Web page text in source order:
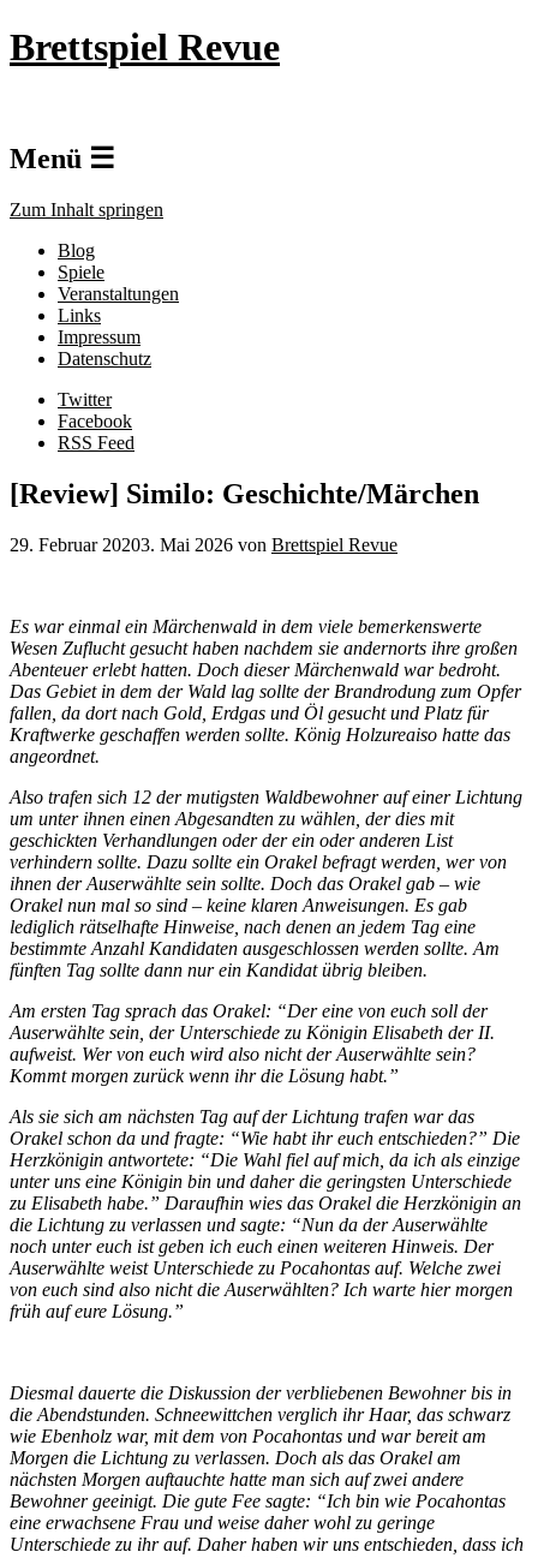
Brettspiel Revue
Menü ☰
Zum Inhalt springen
Blog
Spiele
Veranstaltungen
Links
Impressum
Datenschutz
Twitter
Facebook
RSS Feed
[Review] Similo: Geschichte/Märchen
29. Februar 20203. Mai 2026 von Brettspiel Revue
Es war einmal ein Märchenwald in dem viele bemerkenswerte
Wesen Zuflucht gesucht haben nachdem sie andernorts ihre großen
Abenteuer erlebt hatten. Doch dieser Märchenwald war bedroht.
Das Gebiet in dem der Wald lag sollte der Brandrodung zum Opfer
fallen, da dort nach Gold, Erdgas und Öl gesucht und Platz für
Kraftwerke geschaffen werden sollte. König Holzureaiso hatte das
angeordnet.
Also trafen sich 12 der mutigsten Waldbewohner auf einer Lichtung
um unter ihnen einen Abgesandten zu wählen, der dies mit
geschickten Verhandlungen oder der ein oder anderen List
verhindern sollte. Dazu sollte ein Orakel befragt werden, wer von
ihnen der Auserwählte sein sollte. Doch das Orakel gab – wie
Orakel nun mal so sind – keine klaren Anweisungen. Es gab
lediglich rätselhafte Hinweise, nach denen an jedem Tag eine
bestimmte Anzahl Kandidaten ausgeschlossen werden sollte. Am
fünften Tag sollte dann nur ein Kandidat übrig bleiben.
Am ersten Tag sprach das Orakel: “Der eine von euch soll der
Auserwählte sein, der Unterschiede zu Königin Elisabeth der II.
aufweist. Wer von euch wird also nicht der Auserwählte sein?
Kommt morgen zurück wenn ihr die Lösung habt.”
Als sie sich am nächsten Tag auf der Lichtung trafen war das
Orakel schon da und fragte: “Wie habt ihr euch entschieden?” Die
Herzkönigin antwortete: “Die Wahl fiel auf mich, da ich als einzige
unter uns eine Königin bin und daher die geringsten Unterschiede
zu Elisabeth habe.” Daraufhin wies das Orakel die Herzkönigin an
die Lichtung zu verlassen und sagte: “Nun da der Auserwählte
noch unter euch ist geben ich euch einen weiteren Hinweis. Der
Auserwählte weist Unterschiede zu Pocahontas auf. Welche zwei
von euch sind also nicht die Auserwählten? Ich warte hier morgen
früh auf eure Lösung.”
Diesmal dauerte die Diskussion der verbliebenen Bewohner bis in
die Abendstunden. Schneewittchen verglich ihr Haar, das schwarz
wie Ebenholz war, mit dem von Pocahontas und war bereit am
Morgen die Lichtung zu verlassen. Doch als das Orakel am
nächsten Morgen auftauchte hatte man sich auf zwei andere
Bewohner geeinigt. Die gute Fee sagte: “Ich bin wie Pocahontas
eine erwachsene Frau und weise daher wohl zu geringe
Unterschiede zu ihr auf. Daher haben wir uns entschieden, dass ich